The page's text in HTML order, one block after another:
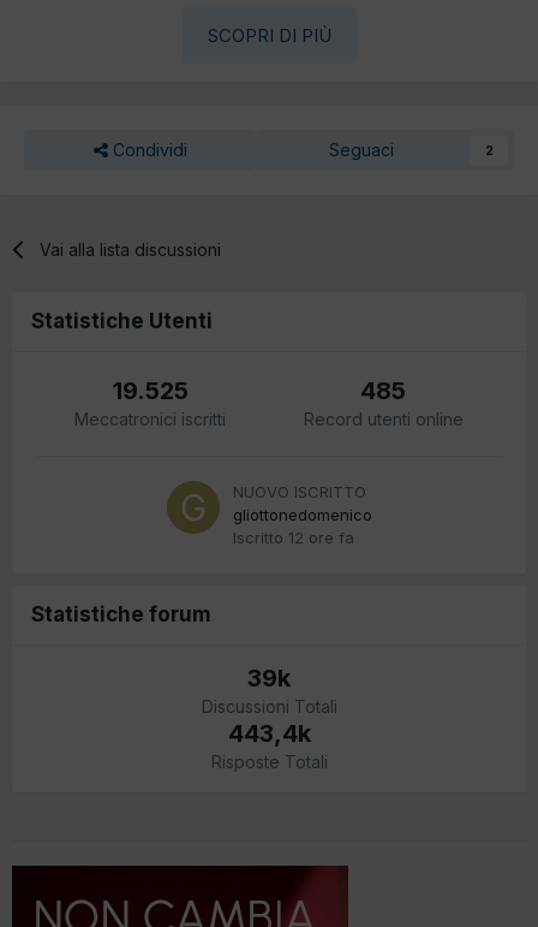
SCOPRI DI PIÙ
Condividi Seguaci 2
Vai alla lista discussioni
Statistiche Utenti
19.525
Meccatronici iscritti
485
Record utenti online
NUOVO ISCRITTO
gliottonedomenico
Iscritto 12 ore fa
Statistiche forum
39k
Discussioni Totali
443,4k
Risposte Totali